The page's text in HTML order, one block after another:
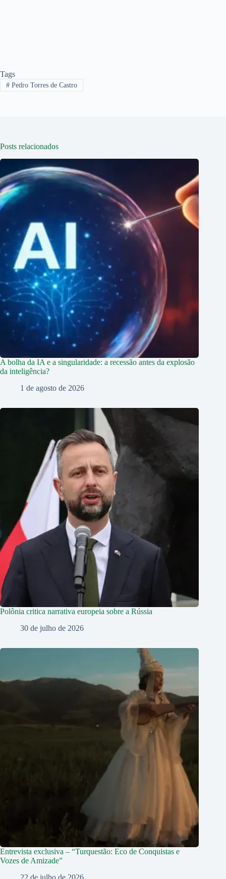
Tags
#Pedro Torres de Castro
Posts relacionados
A bolha da IA e a singularidade: a recessão antes da explosão
da inteligência?
1 de agosto de 2026
Polônia critica narrativa europeia sobre a Rússia
30 de julho de 2026
Entrevista exclusiva – “Turquestão: Eco de Conquistas e
Vozes de Amizade”
22 de julho de 2026